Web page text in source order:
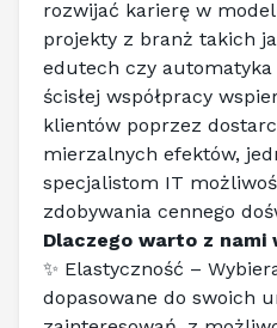
rozwijać karierę w
projekty z branż takich
edutech czy automatyka
ścisłej współpracy
klientów poprzez
mierzalnych efektów,
specjalistom IT
zdobywania cennego
Dlaczego warto z nami
✨ Elastyczność –
dopasowane do swoich